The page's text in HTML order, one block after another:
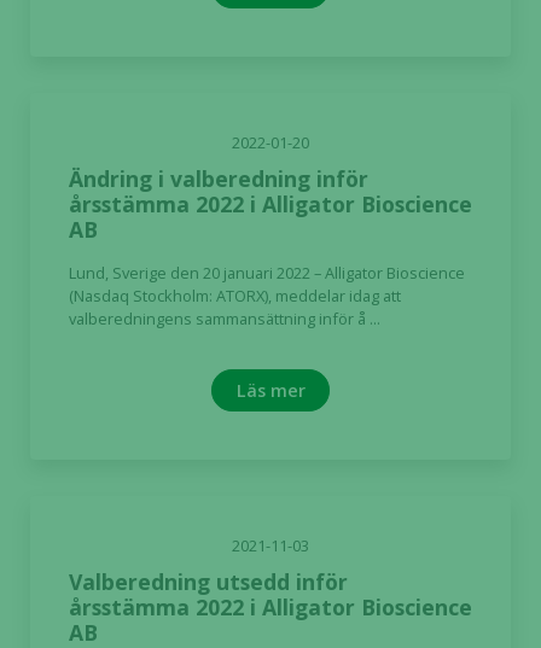
2022-01-20
Ändring i valberedning inför
årsstämma 2022 i Alligator Bioscience
AB
Lund, Sverige den 20 januari 2022 – Alligator Bioscience
(Nasdaq Stockholm: ATORX), meddelar idag att
valberedningens sammansättning inför å ...
Läs mer
2021-11-03
Valberedning utsedd inför
årsstämma 2022 i Alligator Bioscience
AB